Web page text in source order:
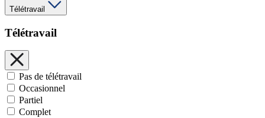
Télétravail
Télétravail
Pas de télétravail
Occasionnel
Partiel
Complet